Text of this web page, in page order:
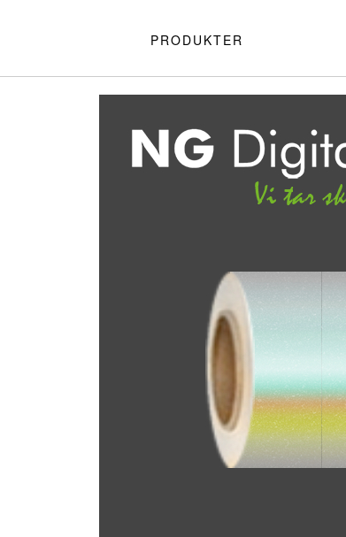
PRODUKTER